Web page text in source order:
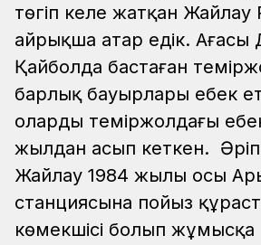
төгіп келе жатқан Жайлау
айрықша атар едік. Ағасы
Қайболда бастаған
барлық бауырлары еңбек
олардың теміржолдағы
жылдан асып кеткен.
Жайлау 1984 жылы осы
станциясына пойыз
көмекшісі болып жұмысқа